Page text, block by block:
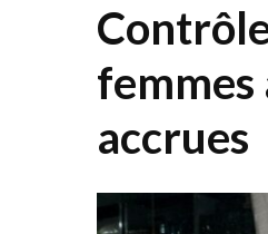
femmes
accrues